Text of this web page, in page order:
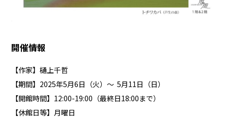
開催情報
【作家】樋上千哲
【期間】2025年5月6日（火）～ 5月11日（日）
【開館時間】12:00-19:00（最終日18:00まで）
【休館日等】月曜日